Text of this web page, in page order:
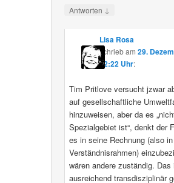
Antworten ↓
Lisa Rosa
schriebam 29.
12:22 Uhr:
Tim Pritlove versucht jzwar
auf gesellschaftliche
hinzuweisen, aber da es
Spezialgebiet ist“, denkt der
es in seine Rechnung (also
Verständnisrahmen)
wären andere zuständig.
ausreichend transdisziplinär